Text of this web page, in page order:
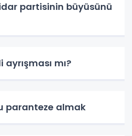
partisinin büyüsünü
mı?
paranteze almak